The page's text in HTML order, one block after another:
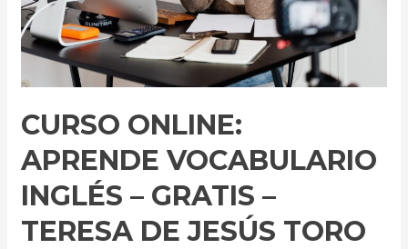
CURSO ONLINE:
APRENDE VOCABULARIO
INGLÉS – GRATIS –
TERESA DE JESÚS TORO
–
Teresa
de
Jesús
Gamero